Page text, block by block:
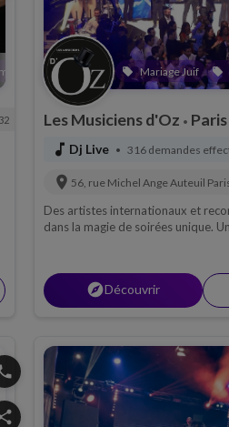
local_offer Bar Mitzvah local_offer Brit milah local_offer
local_offer Mariage Juif local_offer
Les Musiciens d'Oz •
music_note Dj Live • 316 demandes
location_on 56, rue Michel Ange Auteuil
Des artistes internationaux et
dans la magie de soirées unique.
explorerDécouvrir